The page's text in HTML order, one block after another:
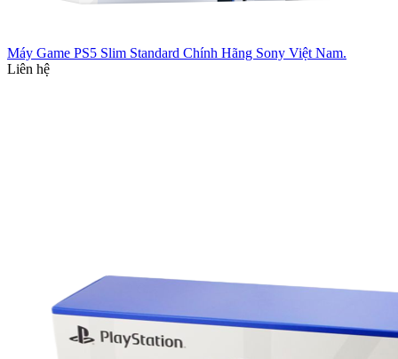
Máy Game PS5 Slim Standard Chính Hãng Sony Việt Nam.
Liên hệ